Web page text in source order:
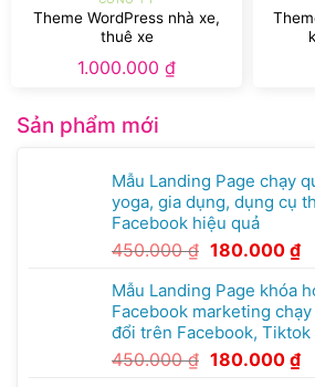
Theme WordPress nhà xe,
thuê xe
1.000.000 ₫
Sản phẩm mới
Mẫu Landing Page chạy
yoga, gia dụng, dụng cụ
Facebook hiệu quả
450.000₫ 180.000 ₫
Mẫu Landing Page khóa
Facebook marketing
đổi trên Facebook, Tiktok
450.000₫ 180.000 ₫